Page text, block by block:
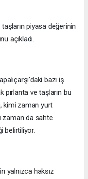
piyasa değerinin
açıkladı.
bazı iş
pırlanta ve taşların bu
kimi zaman yurt
zaman da sahte
belirtiliyor.
yalnızca haksız